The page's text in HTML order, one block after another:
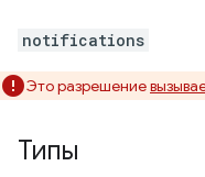
notifications
Это разрешение
Типы